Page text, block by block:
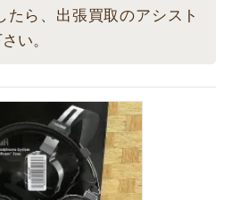
たら、出張買取のアシスト
い。